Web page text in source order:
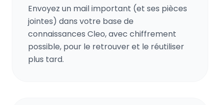
Envoyez un mail important (et ses pièces
jointes) dans votre base de
connaissances Cleo, avec chiffrement
possible, pour le retrouver et le réutiliser
plus tard.